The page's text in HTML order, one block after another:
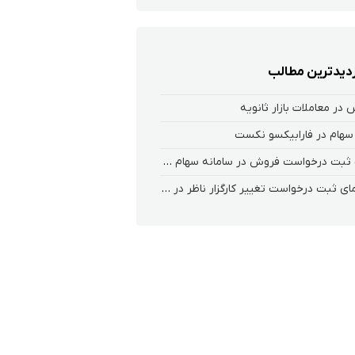
مطالب
معاملات بازار ثانویه
در فارابیکسو نکست
نحوه ثبت درخواست فروش در سامانه سهام عدالت کارگزاری فارابی(سعدی)
راهنمای ثبت درخواست تغییر کارگزار ناظر در سامانه معاملاتی ریواس